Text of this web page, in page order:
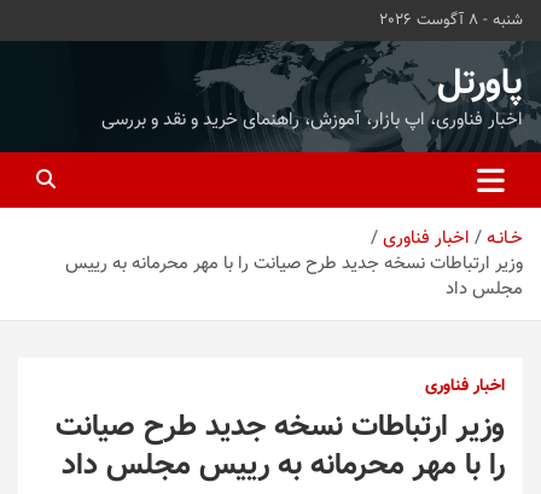
محتوا
بروید
شنبه - 8 آگوست 2026
پاورتل
اخبار فناوری، اپ بازار، آموزش، راهنمای خرید و نقد و بررسی
خـانـه
اخبار فناوری
وزیر ارتباطات نسخه جدید طرح صیانت را با مهر محرمانه به رییس
مجلس داد
اخبار فناوری
وزیر ارتباطات نسخه جدید طرح صیانت
را با مهر محرمانه به رییس مجلس داد